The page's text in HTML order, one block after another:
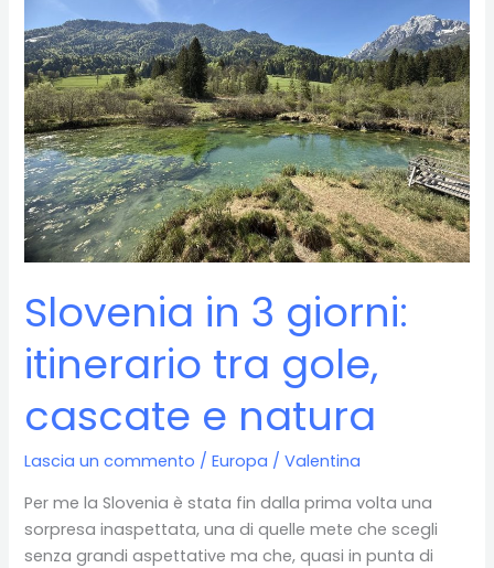
Slovenia in 3 giorni:
itinerario tra gole,
cascate e natura
Lascia un commento /Europa /Valentina
Per me la Slovenia è stata fin dalla prima volta una
sorpresa inaspettata, una di quelle mete che scegli
senza grandi aspettative ma che, quasi in punta di